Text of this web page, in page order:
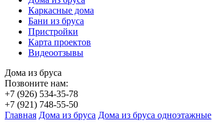
Каркасные дома
Бани из бруса
Пристройки
Карта проектов
Видеоотзывы
Дома из бруса
Позвоните нам:
+7 (926) 534-35-78
+7 (921) 748-55-50
Главная Дома из бруса Дома из бруса одноэтажные